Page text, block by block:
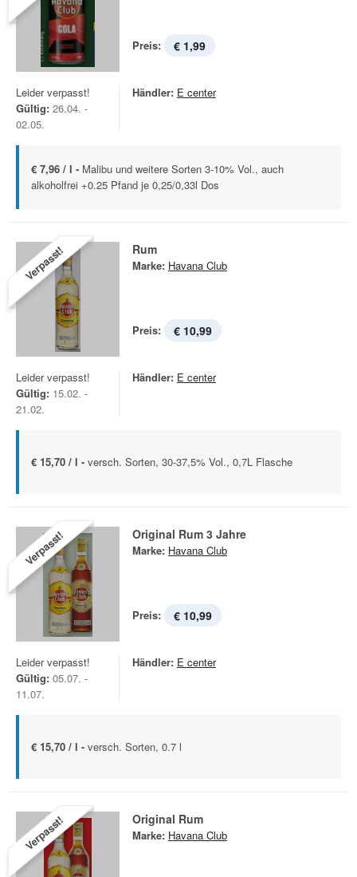
Preis: € 1,99
Leider verpasst!
Gültig: 26.04. -
02.05.
Händler: E center
€ 7,96 / l - Malibu und weitere Sorten 3-10% Vol., auch
alkoholfrei +0.25 Pfand je 0,25/0,33l Dos
Verpasst! Rum
Marke: Havana Club
Preis: € 10,99
Leider verpasst!
Gültig: 15.02. -
21.02.
Händler: E center
€ 15,70 / l - versch. Sorten, 30-37,5% Vol., 0,7L Flasche
Verpasst! Original Rum 3 Jahre
Marke: Havana Club
Preis: € 10,99
Leider verpasst!
Gültig: 05.07. -
11.07.
Händler: E center
€ 15,70 / l - versch. Sorten, 0.7 l
Verpasst! Original Rum
Marke: Havana Club